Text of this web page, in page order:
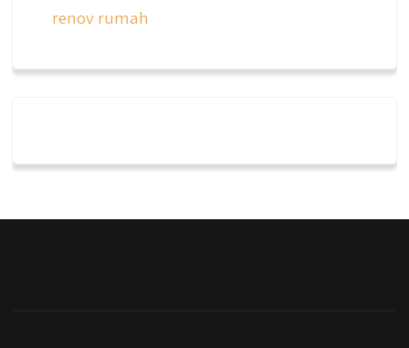
dengan budget 400an, kira kira gimana ya
renov rumah